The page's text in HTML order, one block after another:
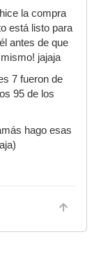
la compra
está listo para
antes de que
jajaja
7 fueron de
95 de los
hago esas